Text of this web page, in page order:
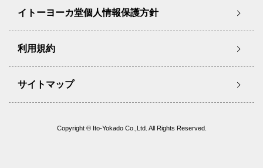
イトーヨーカ堂個人情報保護方針
利用規約
サイトマップ
Copyright © Ito-Yokado Co.,Ltd. All Rights Reserved.